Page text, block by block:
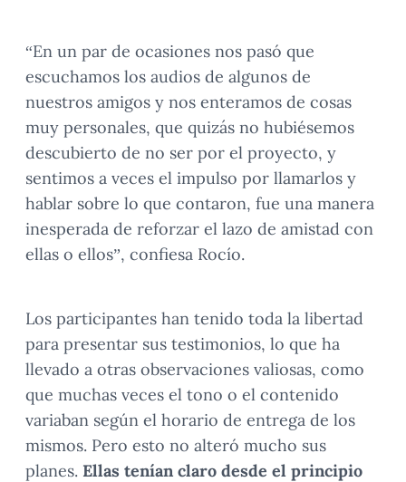
“En un par de ocasiones nos pasó que
escuchamos los audios de algunos de
nuestros amigos y nos enteramos de cosas
muy personales, que quizás no hubiésemos
descubierto de no ser por el proyecto, y
sentimos a veces el impulso por llamarlos y
hablar sobre lo que contaron, fue una manera
inesperada de reforzar el lazo de amistad con
ellas o ellos”, confiesa Rocío.
Los participantes han tenido toda la libertad
para presentar sus testimonios, lo que ha
llevado a otras observaciones valiosas, como
que muchas veces el tono o el contenido
variaban según el horario de entrega de los
mismos. Pero esto no alteró mucho sus
planes. Ellas tenían claro desde el principio